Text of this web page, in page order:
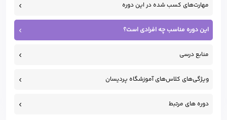
مهارت‌های کسب شده در این دوره
این دوره مناسب چه افرادی است؟
منابع درسی
ویژگی‌های کلاس‌های آموزشگاه پردیسان
دوره های مرتبط